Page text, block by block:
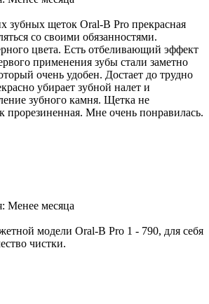
зубных щеток Oral-B Pro прекрасная
со своими обязанностями.
цвета. Есть отбеливающий эффект
применения зубы стали заметно
очень удобен. Достает до трудно
убирает зубной налет и
зубного камня. Щетка не
прорезиненная. Мне очень понравилась.
Менее месяца
модели Oral-B Pro 1 - 790, для себя
чистки.